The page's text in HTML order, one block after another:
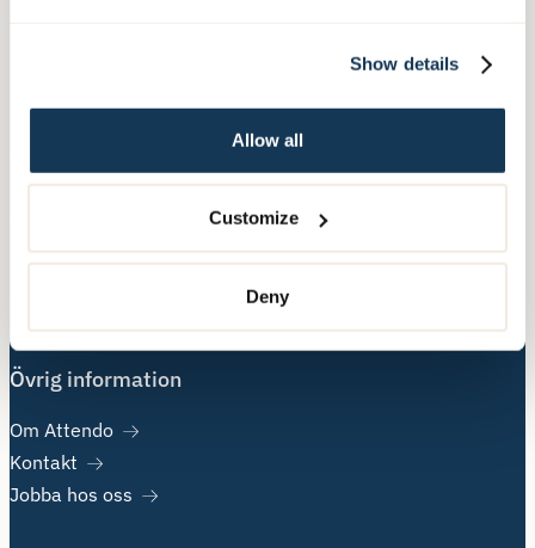
Show details
Allow all
Customize
Deny
Hemtjänst
Övrig information
Om Attendo
Kontakt
Jobba hos oss